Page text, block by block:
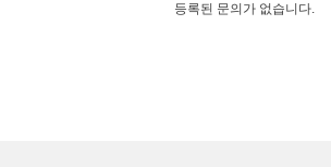
등록된 문의가 없습니다.